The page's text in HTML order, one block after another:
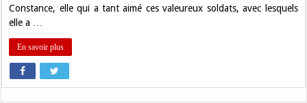
Constance, elle qui a tant aimé ces valeureux soldats, avec lesquels
elle a …
En savoir plus